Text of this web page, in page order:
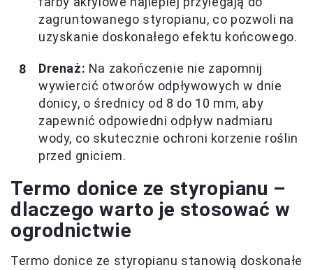
zagruntowanego styropianu, co pozwoli na
uzyskanie doskonałego efektu końcowego.
Drenaż: Na zakończenie nie zapomnij
wywiercić otworów odpływowych w dnie
donicy, o średnicy od 8 do 10 mm, aby
zapewnić odpowiedni odpływ nadmiaru
wody, co skutecznie ochroni korzenie roślin
przed gniciem.
Termo donice ze styropianu –
dlaczego warto je stosować w
ogrodnictwie
Termo donice ze styropianu stanowią doskonałe